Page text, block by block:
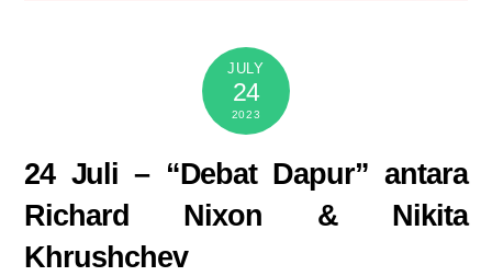
JULY
24
2023
24 Juli – “Debat Dapur” antara
Richard Nixon & Nikita
Khrushchev